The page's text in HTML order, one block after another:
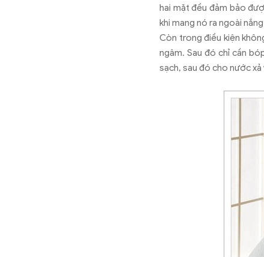
hai mặt đều đảm bảo
khi mang nó ra ngoài
Còn trong điều kiện
ngâm. Sau đó chỉ cần
sạch, sau đó cho nước